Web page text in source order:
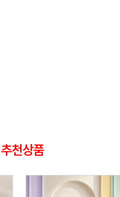
추천상품